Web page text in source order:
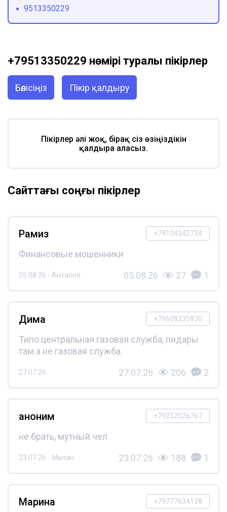
9513350229
+79513350229 нөмірі туралы пікірлер
Бөлісіңіз Пікір қалдыру
Пікірлер әлі жоқ, бірақ сіз өзіңіздікін
қалдыра аласыз.
Сайттағы соңғы пікірлер
+79104342734
Рамиз
Финансовые мошенники
05.08.26 - Анталия 05.08.26 27 1
+79608235930
Дима
Типо центральная газовая служба, пидары
там а не газовая служба.
27.07.26 27.07.26 206 2
+79252026767
аноним
не брать, мутный чел
23.07.26 - Милан 23.07.26 188 1
+79777634138
Марина